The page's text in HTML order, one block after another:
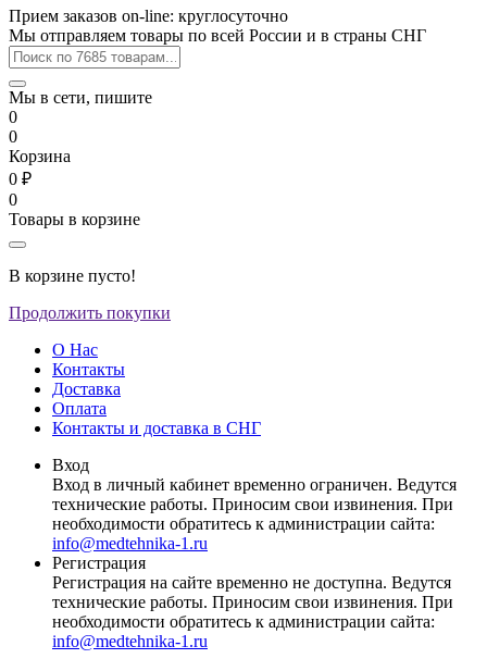
Прием заказов on-line: круглосуточно
Мы отправляем товары по всей России и в страны СНГ
Мы в сети, пишите
0
0
Корзина
0 ₽
0
Товары в корзине
В корзине пусто!
Продолжить покупки
О Нас
Контакты
Доставка
Оплата
Контакты и доставка в СНГ
Вход
Вход в личный кабинет временно ограничен. Ведутся
технические работы. Приносим свои извинения. При
необходимости обратитесь к администрации сайта:
info@medtehnika-1.ru
Регистрация
Регистрация на сайте временно не доступна. Ведутся
технические работы. Приносим свои извинения. При
необходимости обратитесь к администрации сайта:
info@medtehnika-1.ru